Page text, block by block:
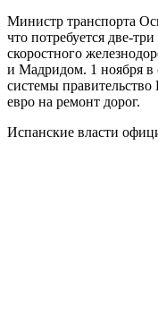
Министр транспорта
что потребуется две-
скоростного
и Мадридом. 1 ноября в
системы
евро на ремонт дорог.
Испанские власти